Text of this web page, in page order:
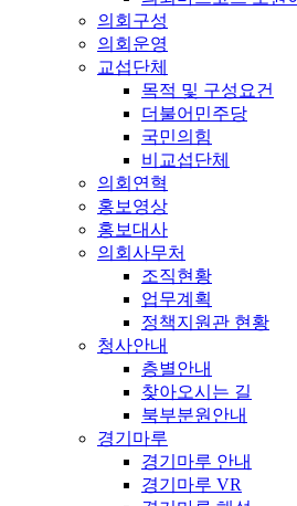
의회구성
의회운영
교섭단체
목적 및 구성요건
더불어민주당
국민의힘
비교섭단체
의회연혁
홍보영상
홍보대사
의회사무처
조직현황
업무계획
정책지원관 현황
청사안내
층별안내
찾아오시는 길
북부분원안내
경기마루
경기마루 안내
경기마루 VR